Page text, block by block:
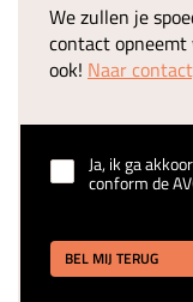
We zullen je
contact
ook! Naar
Ja, ik ga
conform de
BEL MIJ TERUG